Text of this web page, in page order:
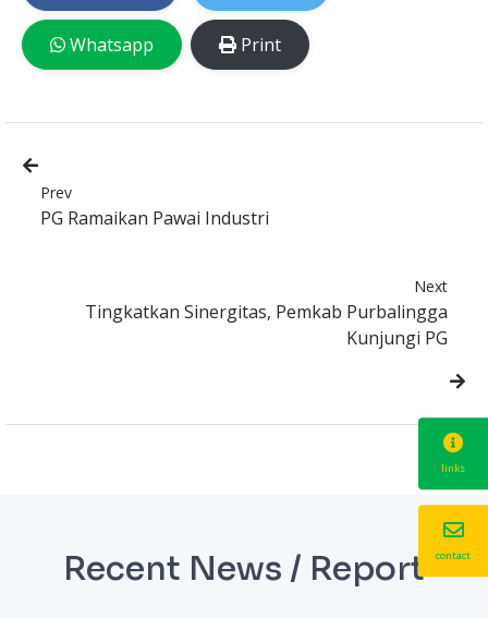
Whatsapp Print
Prev
PG Ramaikan Pawai Industri
Next
Tingkatkan Sinergitas, Pemkab Purbalingga
Kunjungi PG
Recent News / Report
links
contact